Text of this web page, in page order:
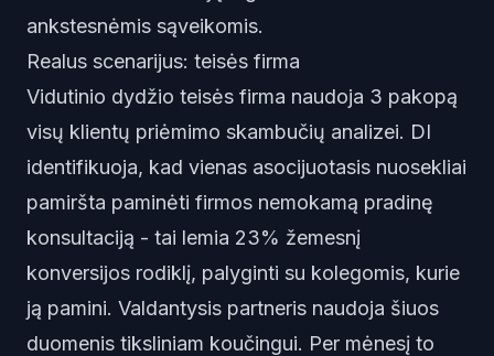
ankstesnėmis sąveikomis.
Realus scenarijus: teisės firma
Vidutinio dydžio teisės firma naudoja 3 pakopą
visų klientų priėmimo skambučių analizei. DI
identifikuoja, kad vienas asocijuotasis nuosekliai
pamiršta paminėti firmos nemokamą pradinę
konsultaciją - tai lemia 23% žemesnį
konversijos rodiklį, palyginti su kolegomis, kurie
ją pamini. Valdantysis partneris naudoja šiuos
duomenis tiksliniam koučingui. Per mėnesį to